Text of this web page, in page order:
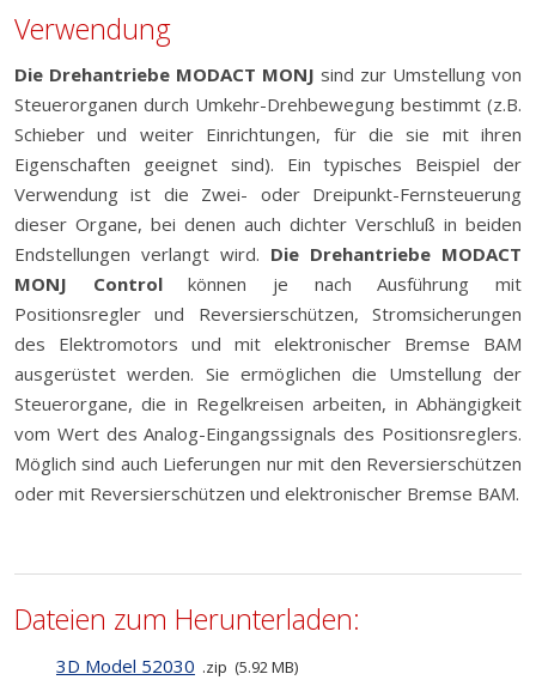
Verwendung
Die Drehantriebe MODACT MONJ sind zur Umstellung von
Steuerorganen durch Umkehr-Drehbewegung bestimmt (z.B.
Schieber und weiter Einrichtungen, für die sie mit ihren
Eigenschaften geeignet sind). Ein typisches Beispiel der
Verwendung ist die Zwei- oder Dreipunkt-Fernsteuerung
dieser Organe, bei denen auch dichter Verschluß in beiden
Endstellungen verlangt wird. Die Drehantriebe MODACT
MONJ Controlkönnen je nach Ausführung mit
Positionsregler und Reversierschützen, Stromsicherungen
des Elektromotors und mit elektronischer Bremse BAM
ausgerüstet werden. Sie ermöglichen die Umstellung der
Steuerorgane, die in Regelkreisen arbeiten, in Abhängigkeit
vom Wert des Analog-Eingangssignals des Positionsreglers.
Möglich sind auch Lieferungen nur mit den Reversierschützen
oder mit Reversierschützen und elektronischer Bremse BAM.
Dateien zum Herunterladen:
3D Model 52030 zip 5.92 MB